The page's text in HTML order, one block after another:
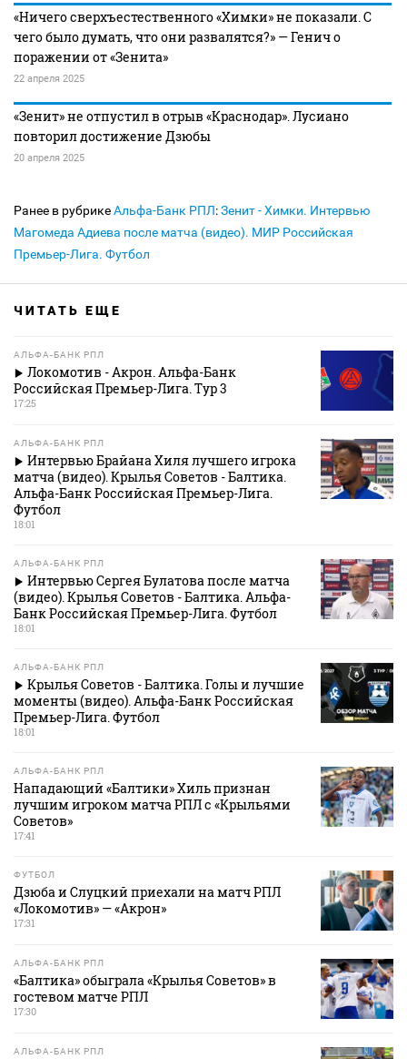
«Ничего сверхъестественного «Химки» не показали. С
чего было думать, что они развалятся?» — Генич о
поражении от «Зенита»
22 апреля 2025
«Зенит» не отпустил в отрыв «Краснодар». Лусиано
повторил достижение Дзюбы
20 апреля 2025
Ранее в рубрикеАльфа-Банк РПЛ:Зенит - Химки. Интервью
Магомеда Адиева после матча (видео). МИР Российская
Премьер-Лига. Футбол
ЧИТАТЬ ЕЩЕ
АЛЬФА-БАНК РПЛ
Локомотив - Акрон. Альфа-Банк
Российская Премьер-Лига. Тур 3
17:25
АЛЬФА-БАНК РПЛ
Интервью Брайана Хиля лучшего игрока
матча (видео). Крылья Советов - Балтика.
Альфа-Банк Российская Премьер-Лига.
Футбол
18:01
АЛЬФА-БАНК РПЛ
Интервью Сергея Булатова после матча
(видео). Крылья Советов - Балтика. Альфа-
Банк Российская Премьер-Лига. Футбол
18:01
АЛЬФА-БАНК РПЛ
Крылья Советов - Балтика. Голы и лучшие
моменты (видео). Альфа-Банк Российская
Премьер-Лига. Футбол
18:01
АЛЬФА-БАНК РПЛ
Нападающий «Балтики» Хиль признан
лучшим игроком матча РПЛ с «Крыльями
Советов»
17:41
ФУТБОЛ
Дзюба и Слуцкий приехали на матч РПЛ
«Локомотив» — «Акрон»
17:31
АЛЬФА-БАНК РПЛ
«Балтика» обыграла «Крылья Советов» в
гостевом матче РПЛ
17:30
АЛЬФА-БАНК РПЛ